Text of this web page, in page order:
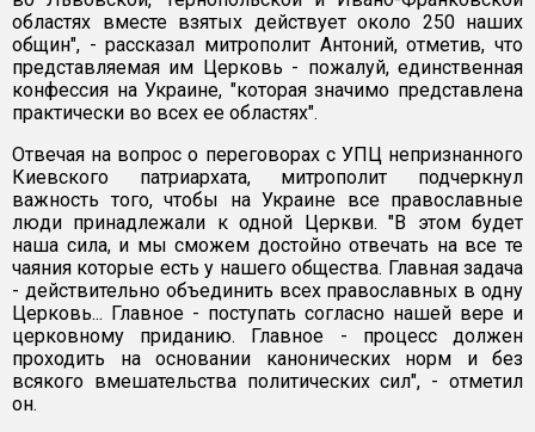
областях вместе взятых действует около 250 наших
общин", - рассказал митрополит Антоний, отметив, что
представляемая им Церковь - пожалуй, единственная
конфессия на Украине, "которая значимо представлена
практически во всех ее областях".
Отвечая на вопрос о переговорах с УПЦ непризнанного
Киевского патриархата, митрополит подчеркнул
важность того, чтобы на Украине все православные
люди принадлежали к одной Церкви. "В этом будет
наша сила, и мы сможем достойно отвечать на все те
чаяния которые есть у нашего общества. Главная задача
- действительно объединить всех православных в одну
Церковь... Главное - поступать согласно нашей вере и
церковному приданию. Главное - процесс должен
проходить на основании канонических норм и без
всякого вмешательства политических сил", - отметил
он.